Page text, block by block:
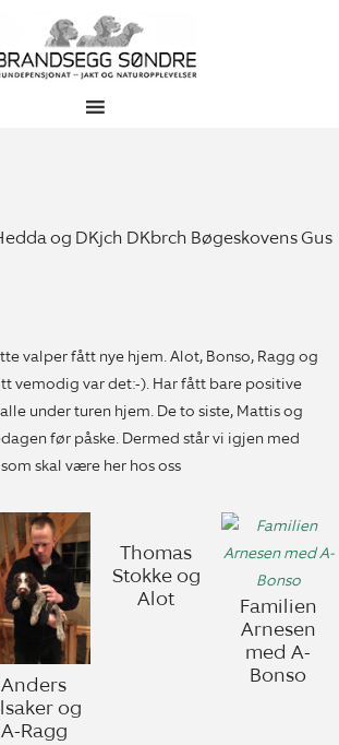
og DKjch DKbrch Bøgeskovens Gus
valper fått nye hjem. Alot, Bonso, Ragg og
vemodig var det:-). Har fått bare positive
under turen hjem. De to siste, Mattis og
før påske. Dermed står vi igjen med
skal være her hos oss
Anders
og
A-Ragg
Thomas
Stokke og
Alot
Familien
Arnesen
med A-
Bonso